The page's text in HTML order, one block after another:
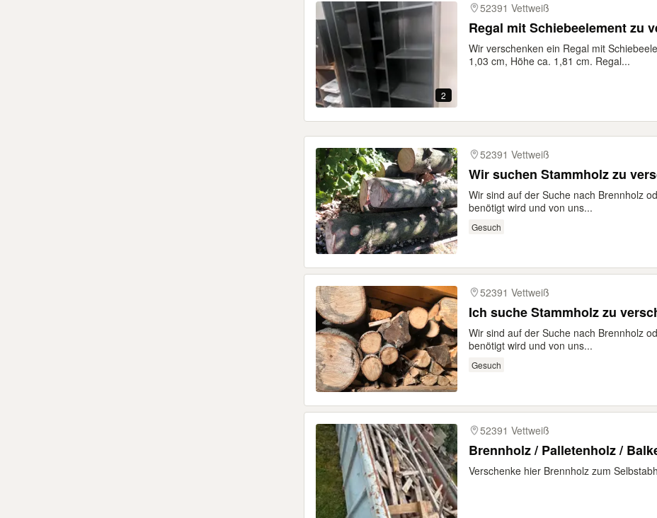
2
52391 Vettweiß
Regal mit Schiebeelement zu
Wir verschenken ein Regal mit
1,03 cm, Höhe ca. 1,81 cm. Regal...
52391 Vettweiß
Wir suchen Stammholz zu
Wir sind auf der Suche nach Brennholz
benötigt wird und von uns...
Gesuch
52391 Vettweiß
Ich suche Stammholz zu
Wir sind auf der Suche nach Brennholz
benötigt wird und von uns...
Gesuch
52391 Vettweiß
Brennholz / Palletenholz /
Verschenke hier Brennholz zum